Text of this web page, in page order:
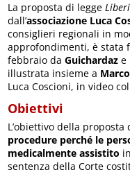
La proposta di legge
dall’associazione Luca
consiglieri regionali in
approfondimenti, è stata
febbraio da Guichardaz e
illustrata insieme a
Luca Coscioni, in video
Obiettivi
L’obiettivo della
procedure perché le
medicalmente assistito
sentenza della Corte